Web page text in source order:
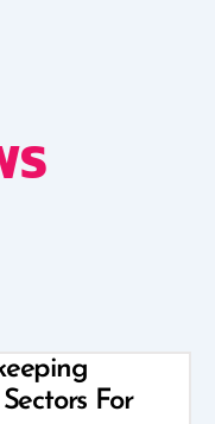
For